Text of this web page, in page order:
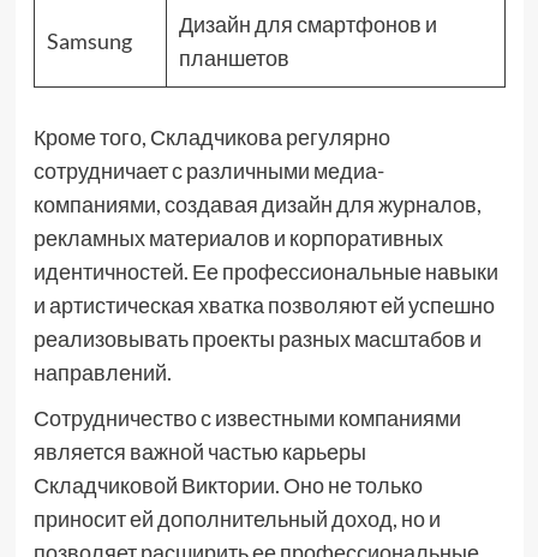
Samsung
Дизайн для смартфонов и
планшетов
Кроме того, Складчикова регулярно
сотрудничает с различными медиа-
компаниями, создавая дизайн для журналов,
рекламных материалов и корпоративных
идентичностей. Ее профессиональные навыки
и артистическая хватка позволяют ей успешно
реализовывать проекты разных масштабов и
направлений.
Сотрудничество с известными компаниями
является важной частью карьеры
Складчиковой Виктории. Оно не только
приносит ей дополнительный доход, но и